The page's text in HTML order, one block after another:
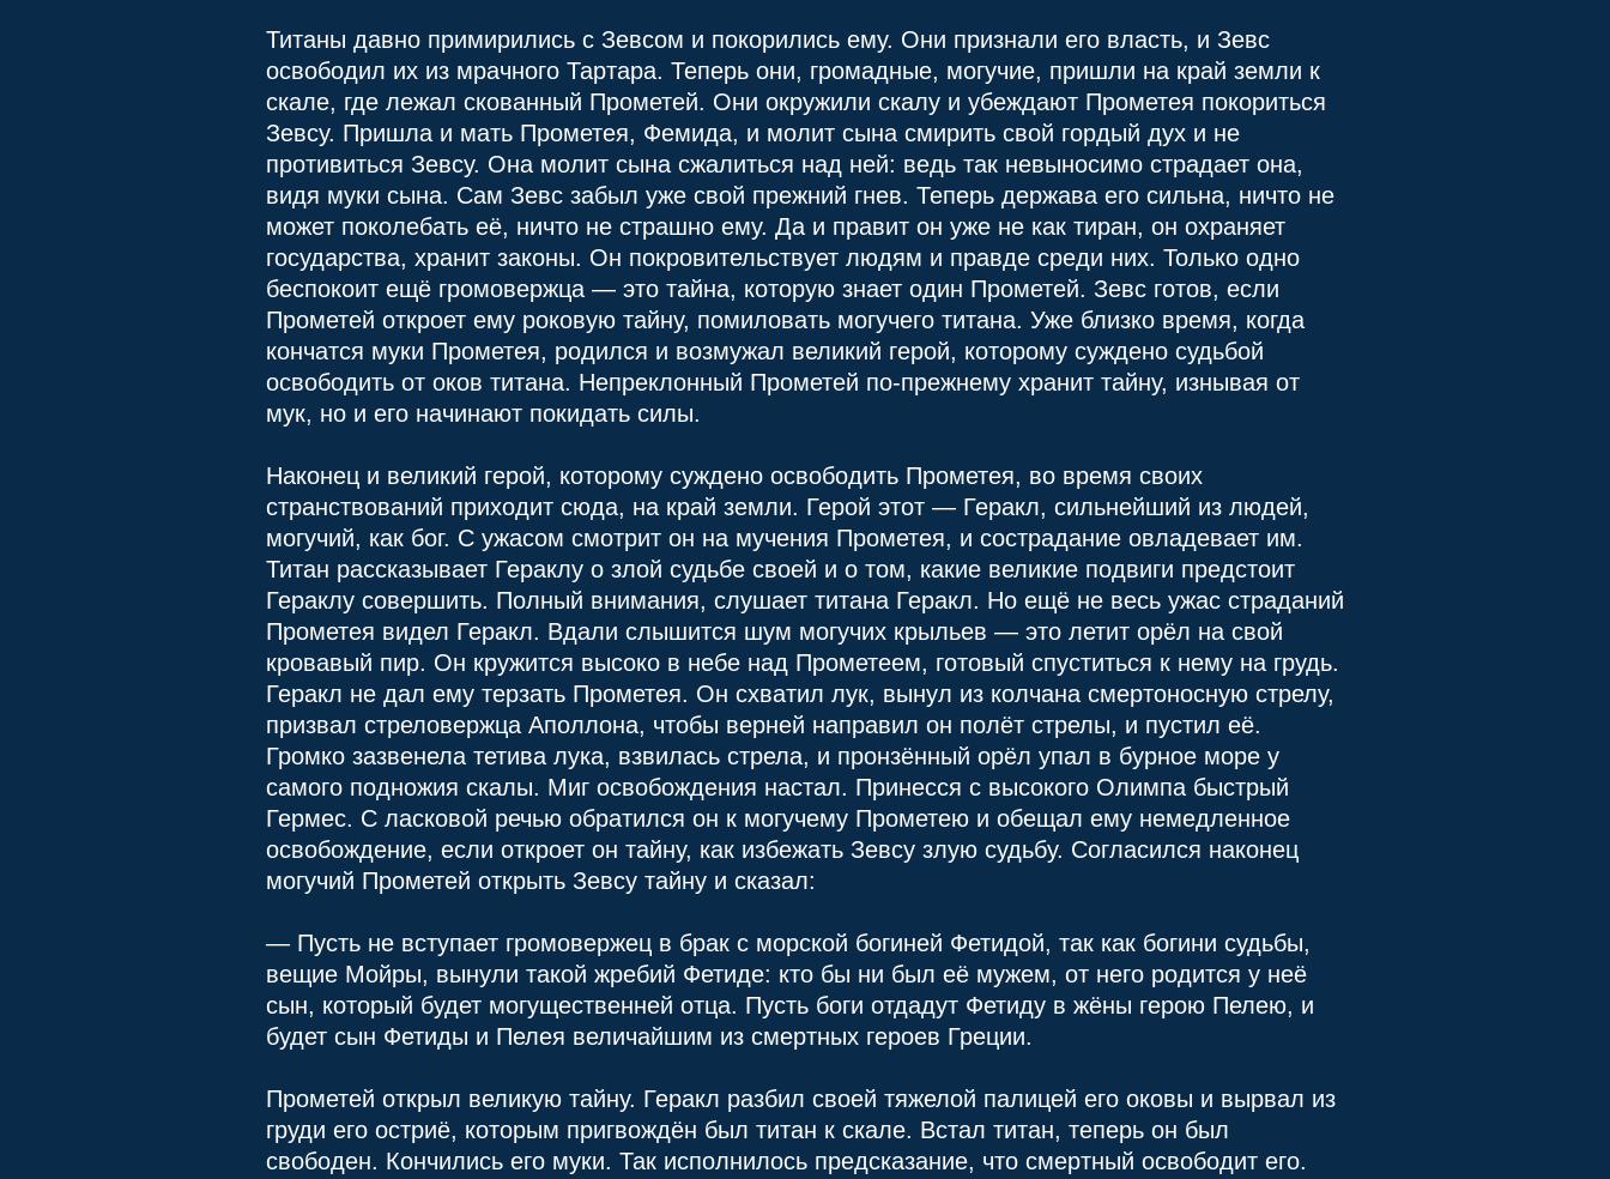
Титаны давно примирились с Зевсом и покорились ему. Они признали его власть, и Зевс
освободил их из мрачного Тартара. Теперь они, громадные, могучие, пришли на край земли к
скале, где лежал скованный Прометей. Они окружили скалу и убеждают Прометея покориться
Зевсу. Пришла и мать Прометея, Фемида, и молит сына смирить свой гордый дух и не
противиться Зевсу. Она молит сына сжалиться над ней: ведь так невыносимо страдает она,
видя муки сына. Сам Зевс забыл уже свой прежний гнев. Теперь держава его сильна, ничто не
может поколебать её, ничто не страшно ему. Да и правит он уже не как тиран, он охраняет
государства, хранит законы. Он покровительствует людям и правде среди них. Только одно
беспокоит ещё громовержца — это тайна, которую знает один Прометей. Зевс готов, если
Прометей откроет ему роковую тайну, помиловать могучего титана. Уже близко время, когда
кончатся муки Прометея, родился и возмужал великий герой, которому суждено судьбой
освободить от оков титана. Непреклонный Прометей по-прежнему хранит тайну, изнывая от
мук, но и его начинают покидать силы.
Наконец и великий герой, которому суждено освободить Прометея, во время своих
странствований приходит сюда, на край земли. Герой этот — Геракл, сильнейший из людей,
могучий, как бог. С ужасом смотрит он на мучения Прометея, и сострадание овладевает им.
Титан рассказывает Гераклу о злой судьбе своей и о том, какие великие подвиги предстоит
Гераклу совершить. Полный внимания, слушает титана Геракл. Но ещё не весь ужас страданий
Прометея видел Геракл. Вдали слышится шум могучих крыльев — это летит орёл на свой
кровавый пир. Он кружится высоко в небе над Прометеем, готовый спуститься к нему на грудь.
Геракл не дал ему терзать Прометея. Он схватил лук, вынул из колчана смертоносную стрелу,
призвал стреловержца Аполлона, чтобы верней направил он полёт стрелы, и пустил её.
Громко зазвенела тетива лука, взвилась стрела, и пронзённый орёл упал в бурное море у
самого подножия скалы. Миг освобождения настал. Принесся с высокого Олимпа быстрый
Гермес. С ласковой речью обратился он к могучему Прометею и обещал ему немедленное
освобождение, если откроет он тайну, как избежать Зевсу злую судьбу. Согласился наконец
могучий Прометей открыть Зевсу тайну и сказал:
— Пусть не вступает громовержец в брак с морской богиней Фетидой, так как богини судьбы,
вещие Мойры, вынули такой жребий Фетиде: кто бы ни был её мужем, от него родится у неё
сын, который будет могущественней отца. Пусть боги отдадут Фетиду в жёны герою Пелею, и
будет сын Фетиды и Пелея величайшим из смертных героев Греции.
Прометей открыл великую тайну. Геракл разбил своей тяжелой палицей его оковы и вырвал из
груди его остриё, которым пригвождён был титан к скале. Встал титан, теперь он был
свободен. Кончились его муки. Так исполнилось предсказание, что смертный освободит его.